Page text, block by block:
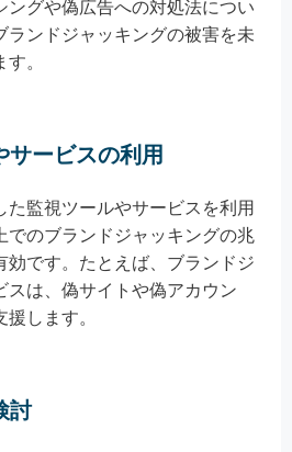
ングや偽広告への対処法につい
ランドジャッキングの被害を未
。
サービスの利用
た監視ツールやサービスを利用
でのブランドジャッキングの兆
効です。たとえば、ブランドジ
スは、偽サイトや偽アカウン
援します。
討